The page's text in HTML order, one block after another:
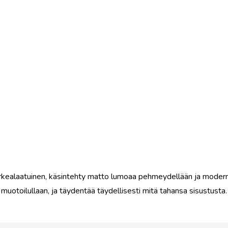
käsintehty matto lumoaa pehmeydellään ja
muotoilullaan, ja täydentää täydellisesti mitä tahansa sisustusta.